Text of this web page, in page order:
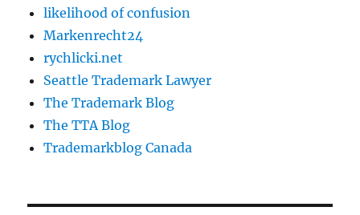
likelihood of confusion
Markenrecht24
rychlicki.net
Seattle Trademark Lawyer
The Trademark Blog
The TTA Blog
Trademarkblog Canada